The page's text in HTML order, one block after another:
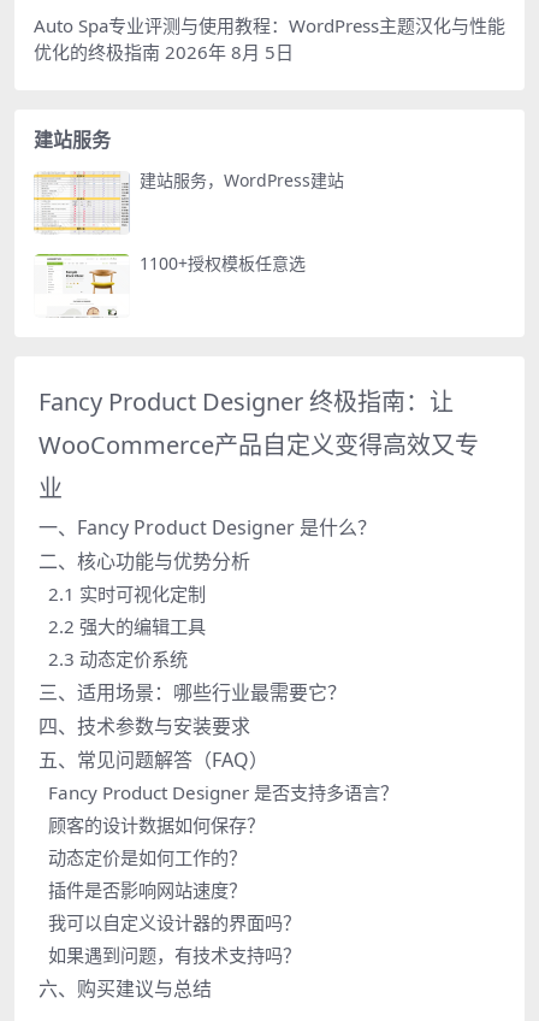
Auto Spa专业评测与使用教程：WordPress主题汉化与性能
优化的终极指南 2026年 8月 5日
建站服务
建站服务，WordPress建站
1100+授权模板任意选
Fancy Product Designer 终极指南：让
WooCommerce产品自定义变得高效又专
业
一、Fancy Product Designer 是什么？
二、核心功能与优势分析
2.1 实时可视化定制
2.2 强大的编辑工具
2.3 动态定价系统
三、适用场景：哪些行业最需要它？
四、技术参数与安装要求
五、常见问题解答（FAQ）
Fancy Product Designer 是否支持多语言？
顾客的设计数据如何保存？
动态定价是如何工作的？
插件是否影响网站速度？
我可以自定义设计器的界面吗？
如果遇到问题，有技术支持吗？
六、购买建议与总结